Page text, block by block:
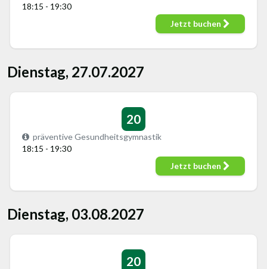
18:15 - 19:30
Jetzt buchen
Dienstag, 27.07.2027
20
präventive Gesundheitsgymnastik
18:15 - 19:30
Jetzt buchen
Dienstag, 03.08.2027
20